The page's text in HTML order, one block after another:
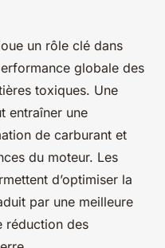
un rôle clé dans
globale des
toxiques. Une
entraîner une
de carburant et
du moteur. Les
d’optimiser la
par une meilleure
réduction des